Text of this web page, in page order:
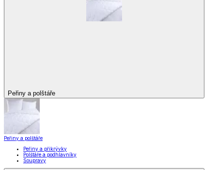
Peřiny a polštáře
Peřiny a polštáře
Peřiny a přikrývky
Polštáře a podhlavníky
Soupravy